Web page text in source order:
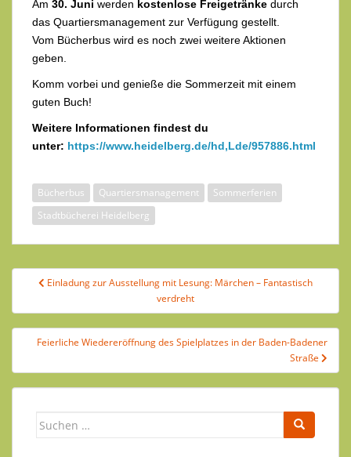
Am 30. Juni werden kostenlose Freigetränke durch
das Quartiersmanagement zur Verfügung gestellt.
Vom Bücherbus wird es noch zwei weitere Aktionen
geben.
Komm vorbei und genieße die Sommerzeit mit einem
guten Buch!
Weitere Informationen findest du
unter: https://www.heidelberg.de/hd,Lde/957886.html
Bücherbus Quartiersmanagement
Sommerferien
Stadtbücherei Heidelberg
Beitragsnavigation
Einladung zur Ausstellung mit Lesung: Märchen – Fantastisch
verdreht
Feierliche Wiedereröffnung des Spielplatzes in der Baden-Badener
Straße
Suchen